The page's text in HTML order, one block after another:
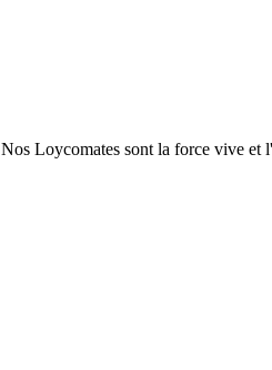
Nos Loycomates sont la force vive et